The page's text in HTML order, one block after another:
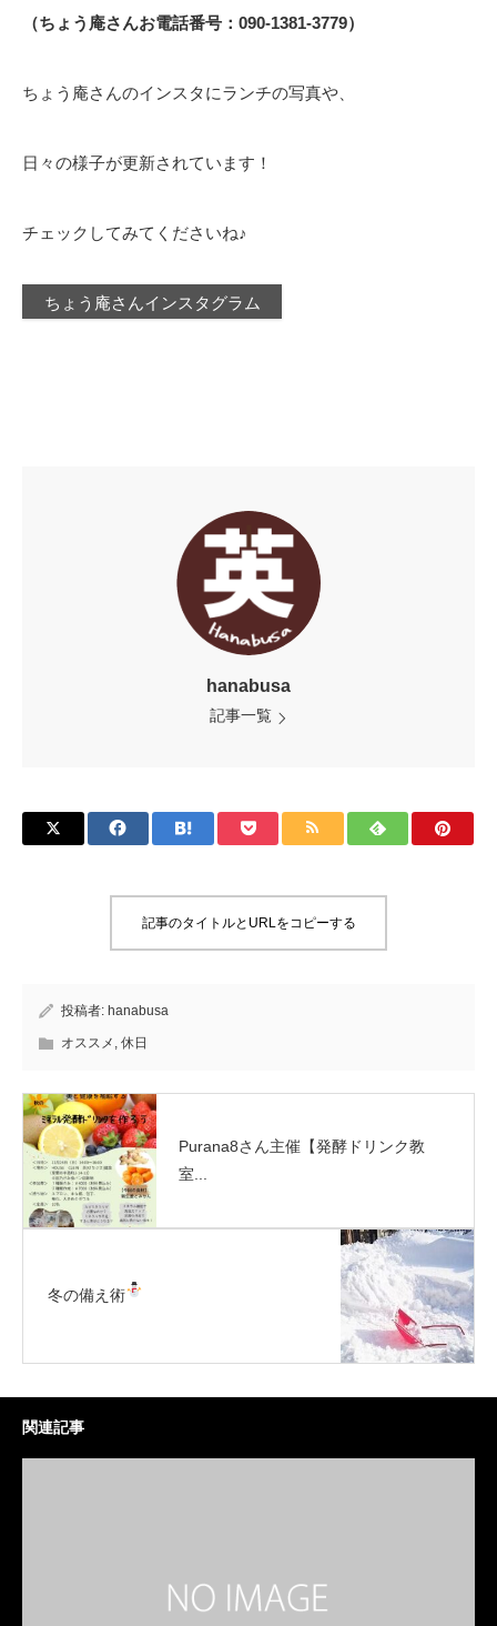
（ちょう庵さんお電話番号：090-1381-3779）
ちょう庵さんのインスタにランチの写真や、
日々の様子が更新されています！
チェックしてみてくださいね♪
ちょう庵さんインスタグラム
hanabusa
記事一覧
記事のタイトルとURLをコピーする
投稿者: hanabusa
オススメ , 休日
Purana8さん主催【発酵ドリンク教
室...
冬の備え術
関連記事